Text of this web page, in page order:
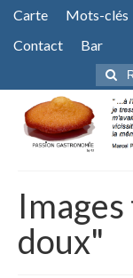
Carte Mots-clés
Contact
Bar
:
doux"